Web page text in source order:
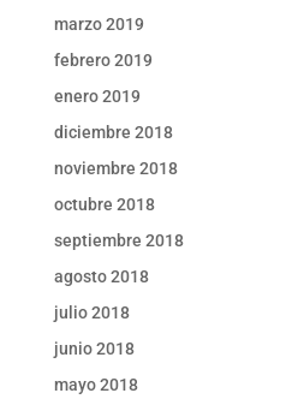
marzo 2019
febrero 2019
enero 2019
diciembre 2018
noviembre 2018
octubre 2018
septiembre 2018
agosto 2018
julio 2018
junio 2018
mayo 2018